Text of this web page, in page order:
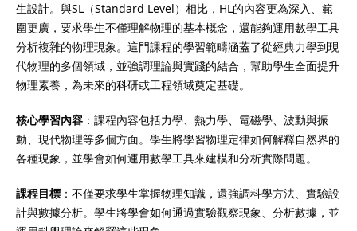
生設計。與SL（Standard Level）相比，HL的內容更為深入、範
圍更廣，要求學生不僅理解物理的基本概念，還能夠運用數學工具
分析複雜的物理現象。這門課程的學習範疇涵蓋了從經典力學到現
代物理的多個領域，並強調理論與實踐的結合，幫助學生全面提升
物理素養，為未來的科研或工程領域奠定基礎。
核心學習內容 ：課程內容包括力學、熱力學、電磁學、波動與振
動、現代物理等多個方面。學生將學習物理定律如何解釋自然界的
各種現象，並學會如何運用數學工具來建模和分析實際問題。
課程目標 ：不僅要求學生掌握物理知識，還強調科學方法、實驗設
計與數據分析。學生將學會如何通過實驗觀察現象、分析數據，並